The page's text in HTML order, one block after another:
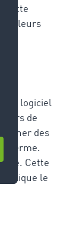
flotte
de leurs
le logiciel
de
des
terme.
Cette
le